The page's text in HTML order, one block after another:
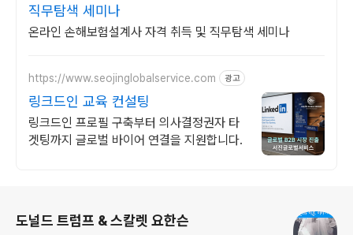
직무탐색 세미나
온라인 손해보험설계사 자격 취득 및 직무탐색 세미나
https://www.seojinglobalservice.com 광고
링크드인 교육 컨설팅
링크드인 프로필 구축부터 의사결정권자 타
겟팅까지 글로벌 바이어 연결을 지원합니다.
도널드 트럼프 & 스칼렛 요한슨